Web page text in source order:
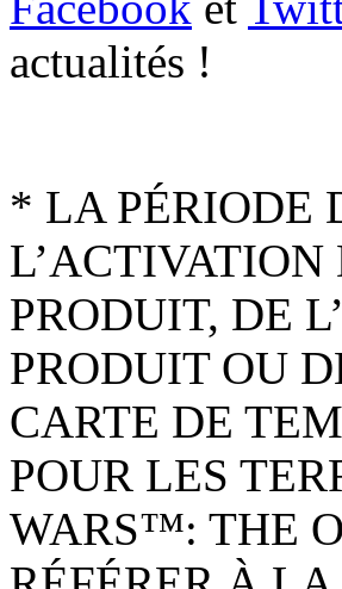
actualités !
* LA PÉRIODE
L’ACTIVATION
PRODUIT, DE
PRODUIT OU
CARTE DE
POUR LES
WARS™: THE